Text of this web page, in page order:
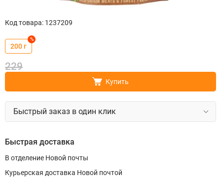
Код товара: 1237209
200 г
%
229
Купить
Быстрый заказ в один клик
Быстрая доставка
В отделение Новой почты
Курьерская доставка Новой почтой